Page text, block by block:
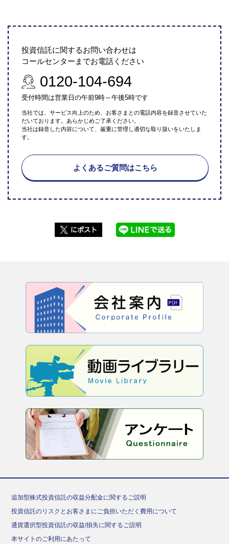
投資信託に関するお問い合わせは
コールセンターまでお電話ください
0120-104-694
受付時間は営業日の午前9時～午後5時です
当社では、サービス向上のため、お客さまとの電話内容を録音させていた
だいております。あらかじめご了承ください。
当社は録音した内容について、厳重に管理し適切な取り扱いをいたしま
す。
よくあるご質問はこちら
追加型株式投資信託の収益分配金に関するご説明
投資信託のリスクとお客さまにご負担いただく費用について
通貨選択型投資信託の収益/損失に関するご説明
本サイトのご利用にあたって